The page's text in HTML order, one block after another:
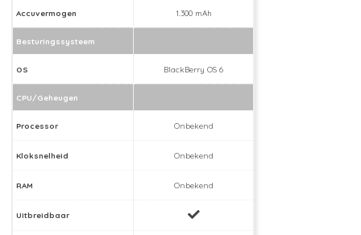
Accuvermogen 1.300 mAh
Besturingssysteem
OS BlackBerry OS 6
CPU/Geheugen
Processor Onbekend
Kloksnelheid Onbekend
RAM Onbekend
Uitbreidbaar